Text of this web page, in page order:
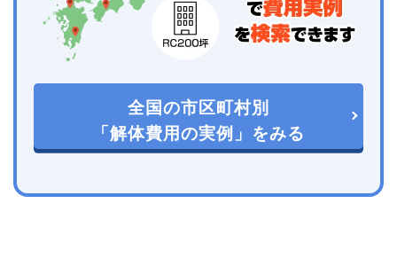
全国の市区町村別
「解体費用の実例」をみる